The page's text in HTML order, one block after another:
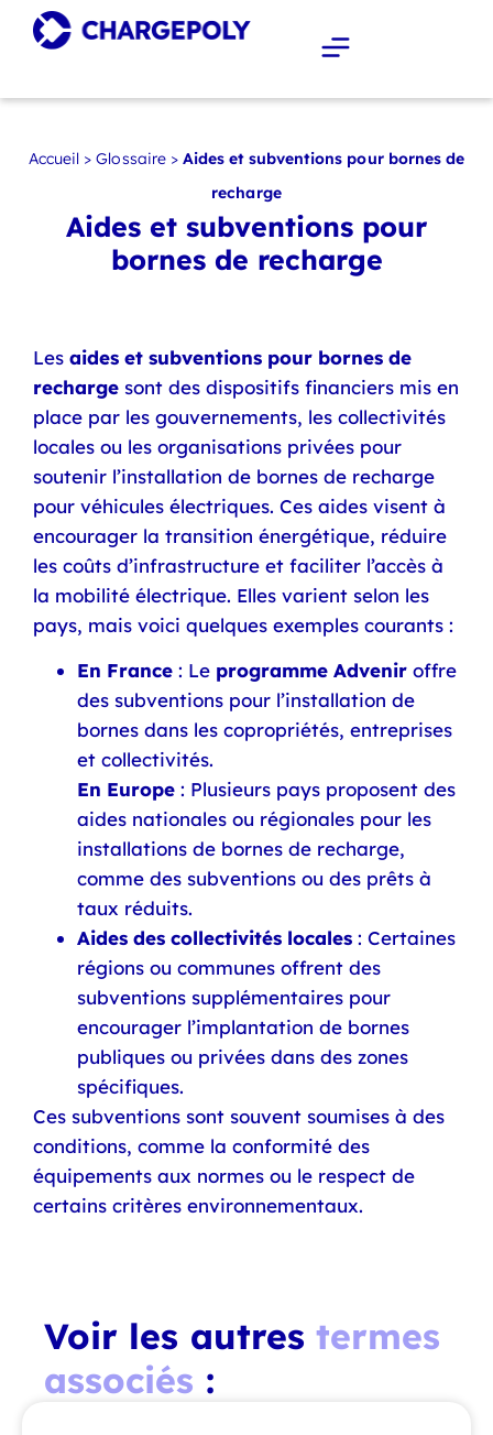
Accueil >Glossaire> Aides et subventions pour bornes de
recharge
Aides et subventions pour
bornes de recharge
Les aides et subventions pour bornes de
recharge sont des dispositifs financiers mis en
place par les gouvernements, les collectivités
locales ou les organisations privées pour
soutenir l’installation de bornes de recharge
pour véhicules électriques. Ces aides visent à
encourager la transition énergétique, réduire
les coûts d’infrastructure et faciliter l’accès à
la mobilité électrique. Elles varient selon les
pays, mais voici quelques exemples courants :
En France : Le programme Advenir offre
des subventions pour l’installation de
bornes dans les copropriétés, entreprises
et collectivités.
En Europe : Plusieurs pays proposent des
aides nationales ou régionales pour les
installations de bornes de recharge,
comme des subventions ou des prêts à
taux réduits.
Aides des collectivités locales : Certaines
régions ou communes offrent des
subventions supplémentaires pour
encourager l’implantation de bornes
publiques ou privées dans des zones
spécifiques.
Ces subventions sont souvent soumises à des
conditions, comme la conformité des
équipements aux normes ou le respect de
certains critères environnementaux.
Voir les autres termes
associés :